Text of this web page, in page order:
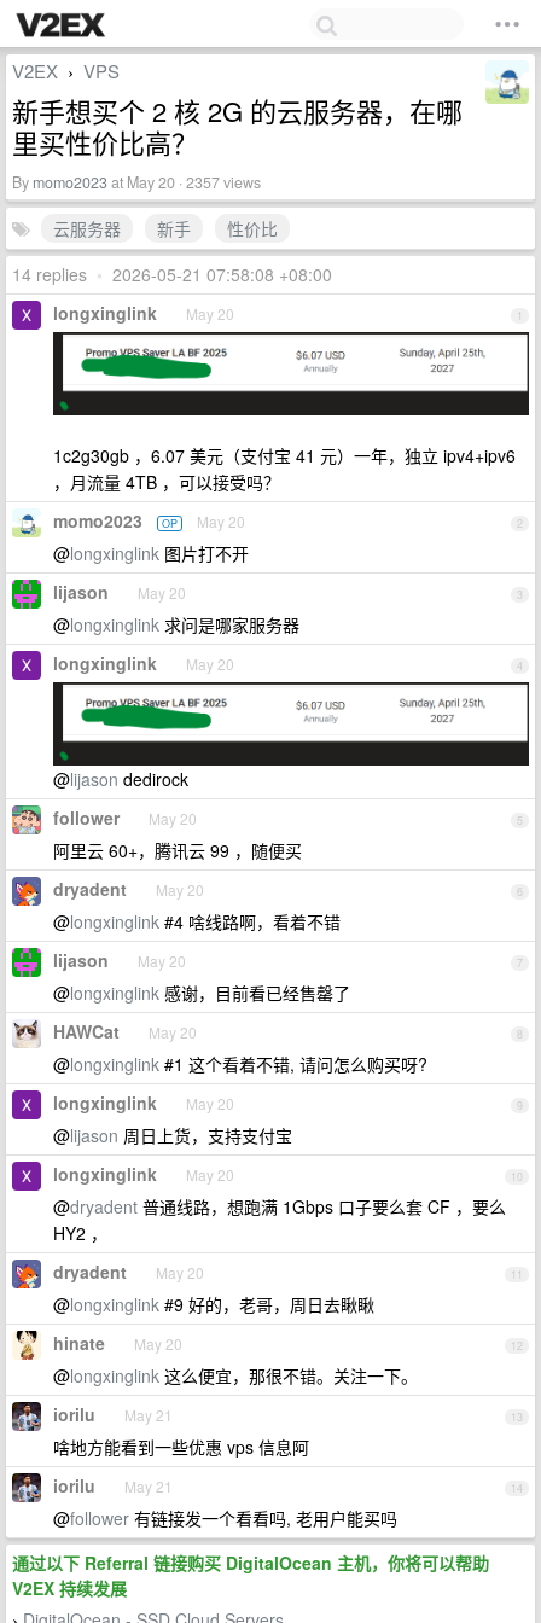
V2EX › VPS
新手想买个 2 核 2G 的云服务器，在哪
里买性价比高？
By momo2023at May 20 · 2357 views
云服务器 新手
性价比
14 replies • 2026-05-21 07:58:08 +08:00
1
longxinglink May 20
1c2g30gb ，6.07 美元（支付宝 41 元）一年，独立 ipv4+ipv6
，月流量 4TB ，可以接受吗？
2
momo2023 OP May 20
@longxinglink 图片打不开
3
lijason May 20
@longxinglink 求问是哪家服务器
4
longxinglink May 20
@lijason dedirock
5
follower May 20
阿里云 60+，腾讯云 99 ，随便买
6
dryadent May 20
@longxinglink #4 啥线路啊，看着不错
7
lijason May 20
@longxinglink 感谢，目前看已经售罄了
8
HAWCat May 20
@longxinglink #1 这个看着不错, 请问怎么购买呀?
9
longxinglink May 20
@lijason 周日上货，支持支付宝
10
longxinglink May 20
@dryadent 普通线路，想跑满 1Gbps 口子要么套 CF ，要么
HY2 ，
11
dryadent May 20
@longxinglink #9 好的，老哥，周日去瞅瞅
12
hinate May 20
@longxinglink 这么便宜，那很不错。关注一下。
13
iorilu May 21
啥地方能看到一些优惠 vps 信息阿
14
iorilu May 21
@follower 有链接发一个看看吗, 老用户能买吗
通过以下 Referral 链接购买 DigitalOcean 主机，你将可以帮助
V2EX 持续发展